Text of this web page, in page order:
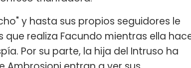
y hasta sus propios seguidores le
realiza Facundo mientras ella
Por su parte, la hija del Intruso ha